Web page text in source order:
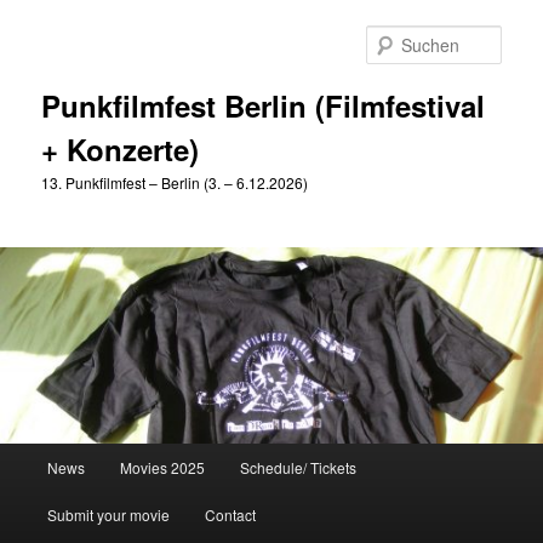
Punkfilmfest Berlin (Filmfestival
+ Konzerte)
13. Punkfilmfest – Berlin (3. – 6.12.2026)
News Movies 2025 Schedule/ Tickets
Submit your movie Contact